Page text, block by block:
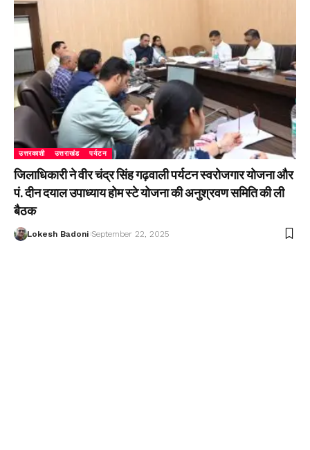
उत्तरकाशी उत्तराखंड पर्यटन
जिलाधिकारी ने वीर चंद्र सिंह गढ़वाली पर्यटन स्वरोजगार योजना और
पं. दीन दयाल उपाध्याय होम स्टे योजना की अनुश्रवण समिति की ली
बैठक
Lokesh Badoni September 22, 2025